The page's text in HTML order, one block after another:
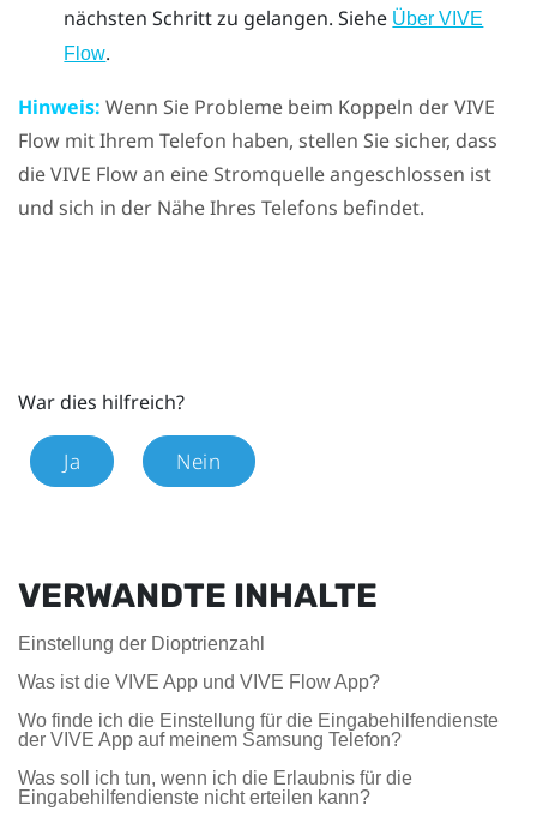
nächsten Schritt zu gelangen. Siehe Über VIVE
Flow.
Hinweis: Wenn Sie Probleme beim Koppeln derVIVE
Flow mit Ihrem Telefon haben, stellen Sie sicher, dass
dieVIVE Flowan eine Stromquelle angeschlossen ist
und sich in der Nähe Ihres Telefons befindet.
War dies hilfreich?
Ja Nein
VERWANDTE INHALTE
Einstellung der Dioptrienzahl
Was ist die VIVE App und VIVE Flow App?
Wo finde ich die Einstellung für die Eingabehilfendienste
der VIVE App auf meinem Samsung Telefon?
Was soll ich tun, wenn ich die Erlaubnis für die
Eingabehilfendienste nicht erteilen kann?